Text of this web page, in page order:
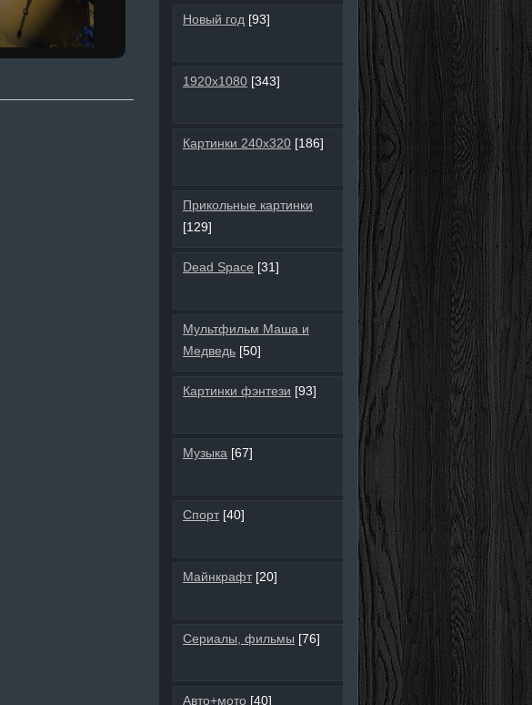
Новый год [93]
1920х1080 [343]
Картинки 240х320 [186]
Прикольные картинки
[129]
Dead Space [31]
Мультфильм Маша и
Медведь [50]
Картинки фэнтези [93]
Музыка [67]
Спорт [40]
Майнкрафт [20]
Сериалы, фильмы [76]
Авто+мото [40]